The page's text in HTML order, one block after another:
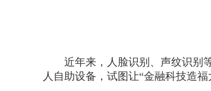
近年来，人脸识别、声纹识别等
人自助设备，试图让“金融科技造